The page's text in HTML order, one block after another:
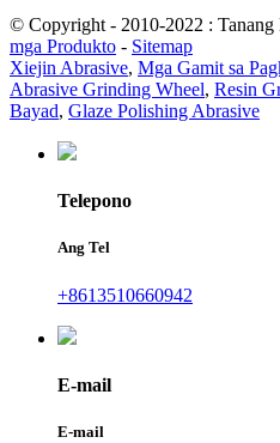
© Copyright - 2010-2022 : Tanang
mga Produkto - Sitemap
Xiejin Abrasive, Mga Gamit sa
Abrasive Grinding Wheel, Resin
Bayad, Glaze Polishing Abrasive
Telepono
Ang Tel
+8613510660942
E-mail
E-mail